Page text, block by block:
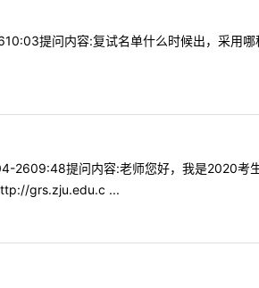
提问内容:复试名单什么时候出，采用
提问内容:老师您好，我是2020考
grs.zju.edu.c ...